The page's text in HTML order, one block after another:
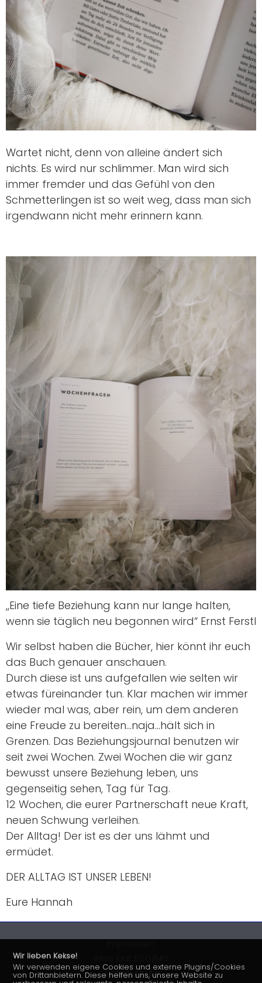
Wartet nicht, denn von alleine ändert sich
nichts. Es wird nur schlimmer. Man wird sich
immer fremder und das Gefühl von den
Schmetterlingen ist so weit weg, dass man sich
irgendwann nicht mehr erinnern kann.
„Eine tiefe Beziehung kann nur lange halten,
wenn sie täglich neu begonnen wird“ Ernst Ferstl
Wir selbst haben die Bücher, hier könnt ihr euch
das Buch genauer anschauen.
Durch diese ist uns aufgefallen wie selten wir
etwas füreinander tun. Klar machen wir immer
wieder mal was, aber rein, um dem anderen
eine Freude zu bereiten…naja…hält sich in
Grenzen. Das Beziehungsjournal benutzen wir
seit zwei Wochen. Zwei Wochen die wir ganz
bewusst unsere Beziehung leben, uns
gegenseitig sehen, Tag für Tag.
12 Wochen, die eurer Partnerschaft neue Kraft,
neuen Schwung verleihen.
Der Alltag! Der ist es der uns lähmt und
ermüdet.
DER ALLTAG IST UNSER LEBEN!
Eure Hannah
Datenschutz
Wir lieben Kekse!
Wir verwenden eigene Cookies und externe Plugins/Cookies
von Drittanbietern. Diese helfen uns, unsere Website zu